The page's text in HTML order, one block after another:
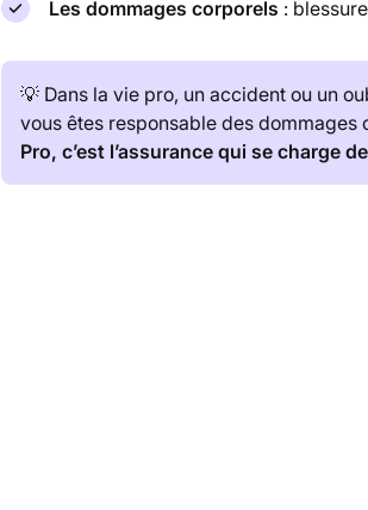
Les dommages corporels :
💡 Dans la vie pro, un accident ou un
vous êtes responsable des dommages
Pro, c’est l’assurance qui se charge